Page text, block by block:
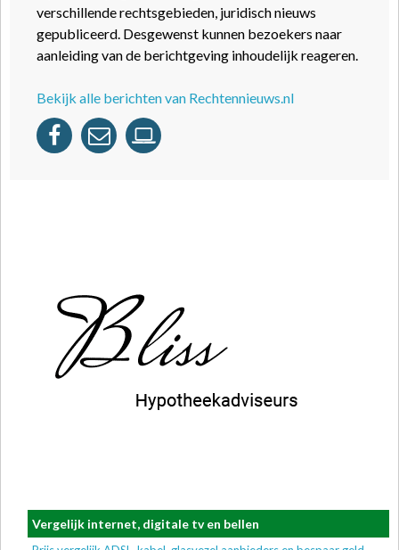
verschillende rechtsgebieden, juridisch nieuws
gepubliceerd. Desgewenst kunnen bezoekers naar
aanleiding van de berichtgeving inhoudelijk reageren.
Bekijk alle berichten van Rechtennieuws.nl
Vergelijk internet, digitale tv en bellen